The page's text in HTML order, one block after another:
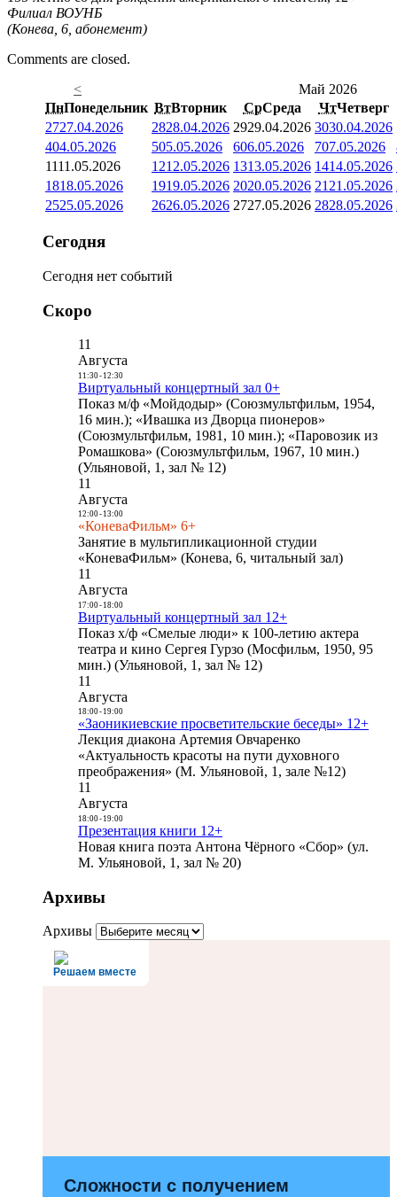
Филиал ВОУНБ
(Конева, 6, абонемент)
Comments are closed.
<
Май 2026
ПнПонедельник ВтВторник СрСреда ЧтЧетверг
2727.04.2026 2828.04.2026 2929.04.2026 3030.04.2026
404.05.2026 505.05.2026 606.05.2026 707.05.2026
1111.05.2026 1212.05.2026 1313.05.2026 1414.05.2026
1818.05.2026 1919.05.2026 2020.05.2026 21 21.05.2026
2525.05.2026 2626.05.2026 2727.05.2026 2828.05.2026
Сегодня
Сегодня нет событий
Скоро
11
Августа
11:30- 12:30
Виртуальный концертный зал 0+
Показ м/ф «Мойдодыр» (Союзмультфильм, 1954,
16 мин.); «Ивашка из Дворца пионеров»
(Союзмультфильм, 1981, 10 мин.); «Паровозик из
Ромашкова» (Союзмультфильм, 1967, 10 мин.)
(Ульяновой, 1, зал № 12)
11
Августа
12:00- 13:00
«КоневаФильм» 6+
Занятие в мультипликационной студии
«КоневаФильм» (Конева, 6, читальный зал)
11
Августа
17:00- 18:00
Виртуальный концертный зал 12+
Показ х/ф «Смелые люди» к 100-летию актера
театра и кино Сергея Гурзо (Мосфильм, 1950, 95
мин.) (Ульяновой, 1, зал № 12)
11
Августа
18:00- 19:00
«Заоникиевские просветительские беседы» 12+
Лекция диакона Артемия Овчаренко
«Актуальность красоты на пути духовного
преображения» (М. Ульяновой, 1, зале №12)
11
Августа
18:00- 19:00
Презентация книги 12+
Новая книга поэта Антона Чёрного «Сбор» (ул.
М. Ульяновой, 1, зал № 20)
Архивы
Архивы
Решаем вместе
Сложности с получением